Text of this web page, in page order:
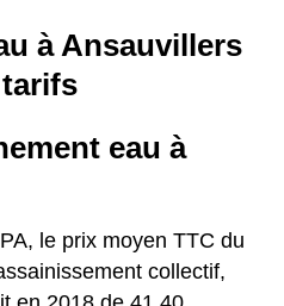
à Ansauvillers
eau à
le prix moyen TTC du
collectif,